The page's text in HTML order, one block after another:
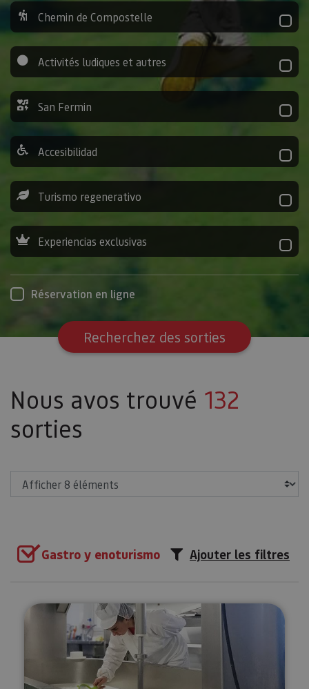
Chemin de Compostelle
Activités ludiques et autres
San Fermin
Accesibilidad
Turismo regenerativo
Experiencias exclusivas
Réservation en ligne
Recherchez des sorties
Nous avos trouvé 132
sorties
Gastro y enoturismo Ajouter les filtres
Visité guidée à la Fromagerie